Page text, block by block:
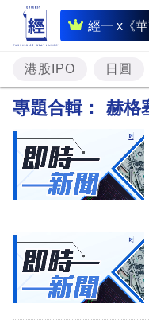
經一 x《華
即
時
財
經
投
資
理
港股IPO 日圓
專題合輯： 赫格